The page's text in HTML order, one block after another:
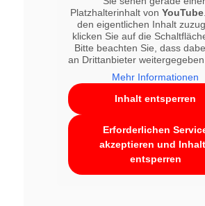
Platzhalterinhalt von YouTube
den eigentlichen Inhalt
klicken Sie auf die
Bitte beachten Sie, dass
an Drittanbieter weitergegeben
Mehr Informationen
Inhalt entsperren
Erforderlichen
akzeptieren und
entsperren